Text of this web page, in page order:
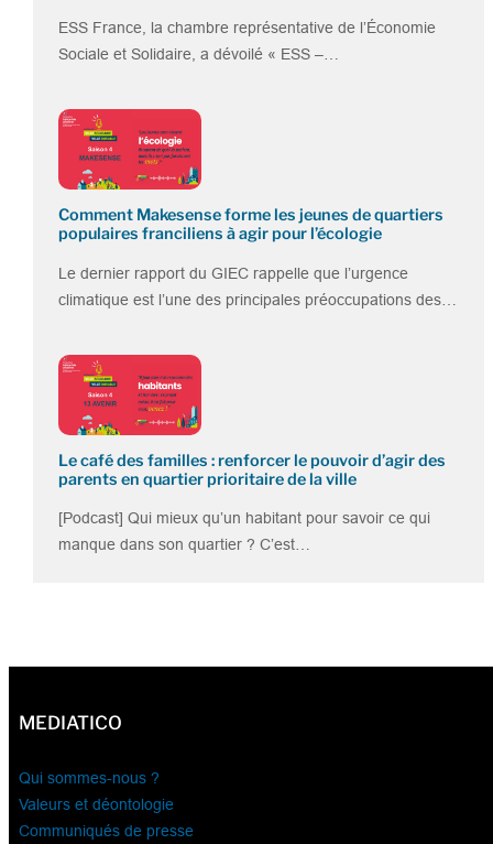
ESS France, la chambre représentative de l’Économie
Sociale et Solidaire, a dévoilé « ESS –…
Comment Makesense forme les jeunes de quartiers
populaires franciliens à agir pour l’écologie
Le dernier rapport du GIEC rappelle que l’urgence
climatique est l’une des principales préoccupations des…
Le café des familles : renforcer le pouvoir d’agir des
parents en quartier prioritaire de la ville
[Podcast] Qui mieux qu’un habitant pour savoir ce qui
manque dans son quartier ? C’est…
MEDIATICO
Qui sommes-nous ?
Valeurs et déontologie
Communiqués de presse